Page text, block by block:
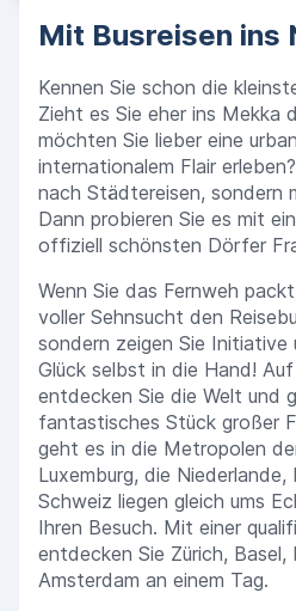
Mit Busreisen ins
Kennen Sie schon die
Zieht es Sie eher ins Mekka
möchten Sie lieber eine
internationalem Flair
nach Städtereisen, sondern
Dann probieren Sie es mit
offiziell schönsten Dörfer
Wenn Sie das Fernweh
voller Sehnsucht den
sondern zeigen Sie Initiative
Glück selbst in die Hand!
entdecken Sie die Welt und
fantastisches Stück großer
geht es in die Metropolen
Luxemburg, die Niederlande,
Schweiz liegen gleich ums
Ihren Besuch. Mit einer
entdecken Sie Zürich, Basel,
Amsterdam an einem Tag.